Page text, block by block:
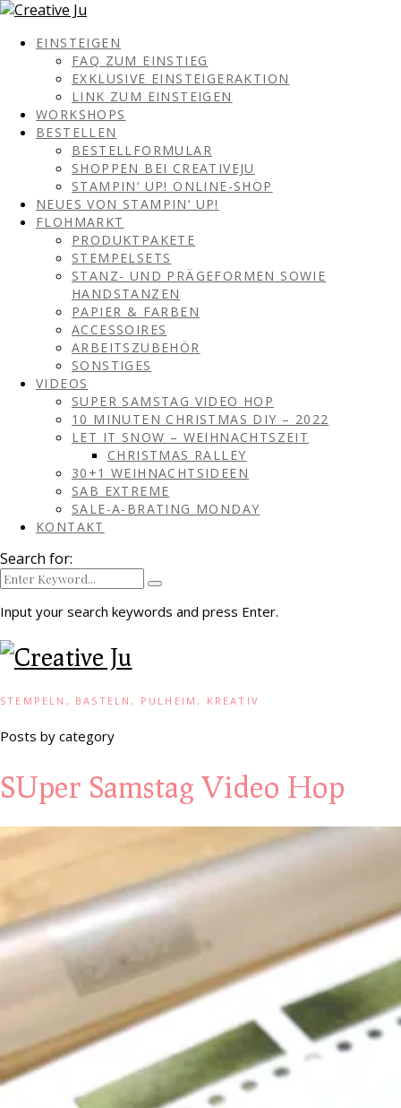
EINSTEIGEN
FAQ ZUM EINSTIEG
EXKLUSIVE EINSTEIGERAKTION
LINK ZUM EINSTEIGEN
WORKSHOPS
BESTELLEN
BESTELLFORMULAR
SHOPPEN BEI CREATIVEJU
STAMPIN‘ UP! ONLINE-SHOP
NEUES VON STAMPIN‘ UP!
FLOHMARKT
PRODUKTPAKETE
STEMPELSETS
STANZ- UND PRÄGEFORMEN SOWIE
HANDSTANZEN
PAPIER & FARBEN
ACCESSOIRES
ARBEITSZUBEHÖR
SONSTIGES
VIDEOS
SUPER SAMSTAG VIDEO HOP
10 MINUTEN CHRISTMAS DIY – 2022
LET IT SNOW – WEIHNACHTSZEIT
CHRISTMAS RALLEY
30+1 WEIHNACHTSIDEEN
SAB EXTREME
SALE-A-BRATING MONDAY
KONTAKT
Search for:
Input your search keywords and press Enter.
STEMPELN, BASTELN, PULHEIM, KREATIV
Posts by category
SUper Samstag Video Hop